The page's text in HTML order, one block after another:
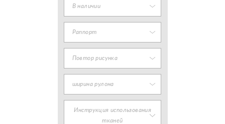
В наличии
Раппорт
Повтор рисунка
ширина рулона
Инструкция использования
тканей